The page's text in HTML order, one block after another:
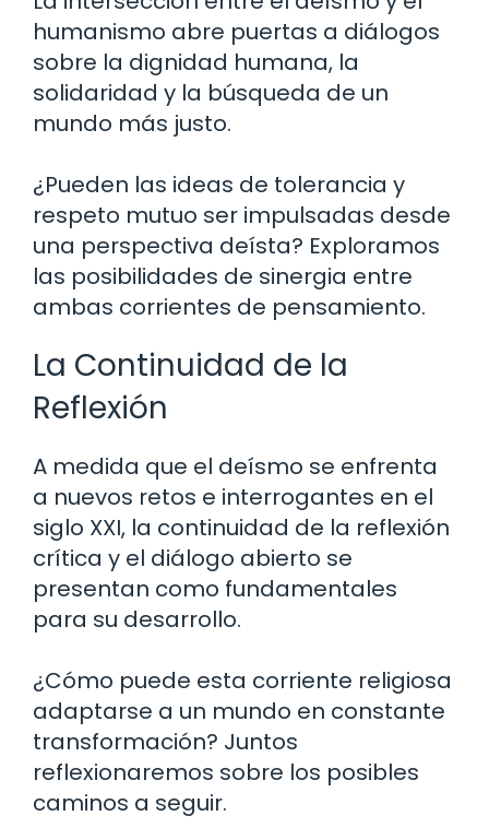
humanismo abre puertas a diálogos
sobre la dignidad humana, la
solidaridad y la búsqueda de un
mundo más justo.
¿Pueden las ideas de tolerancia y
respeto mutuo ser impulsadas desde
una perspectiva deísta? Exploramos
las posibilidades de sinergia entre
ambas corrientes de pensamiento.
La Continuidad de la
Reflexión
A medida que el deísmo se enfrenta
a nuevos retos e interrogantes en el
siglo XXI, la continuidad de la reflexión
crítica y el diálogo abierto se
presentan como fundamentales
para su desarrollo.
¿Cómo puede esta corriente religiosa
adaptarse a un mundo en constante
transformación? Juntos
reflexionaremos sobre los posibles
caminos a seguir.